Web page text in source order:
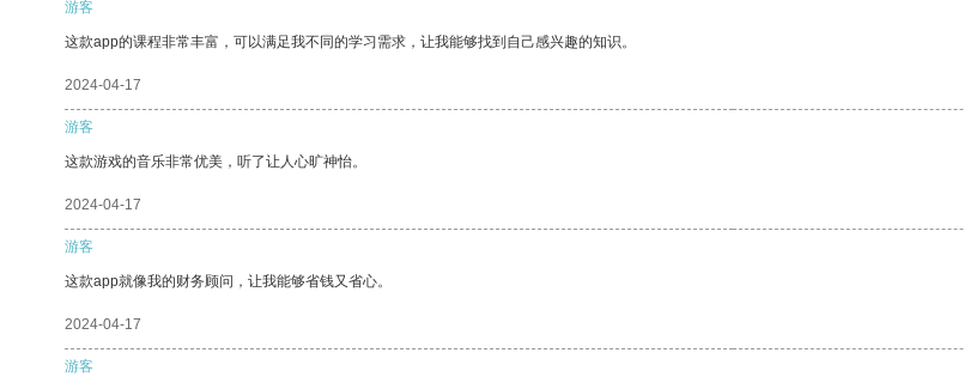
游客
这款app的课程非常丰富，可以满足我不同的学习需求，让我能够找到自己感兴趣的知识。
2024-04-17
游客
这款游戏的音乐非常优美，听了让人心旷神怡。
2024-04-17
游客
这款app就像我的财务顾问，让我能够省钱又省心。
2024-04-17
游客